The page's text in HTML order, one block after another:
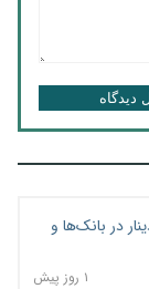
دیدگاه
در بانک‌ها و
۱ روز پیش